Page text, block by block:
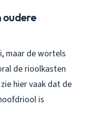
maar de wortels
de rioolkasten
hier vaak dat de
is